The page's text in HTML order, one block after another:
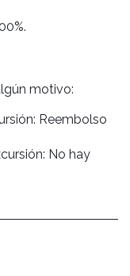
motivo:
Reembolso
No hay